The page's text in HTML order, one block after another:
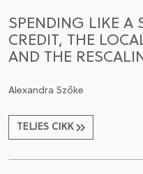
SPENDING LIKE A
CREDIT, THE
AND THE
Alexandra Szőke
TELJES CIKK